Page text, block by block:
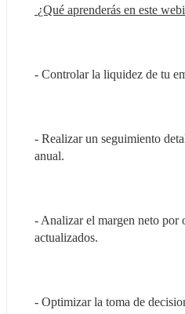
¿Qué aprenderás en este
- Controlar la liquidez de tu
- Realizar un seguimiento
anual.
- Analizar el margen neto por
actualizados.
- Optimizar la toma de